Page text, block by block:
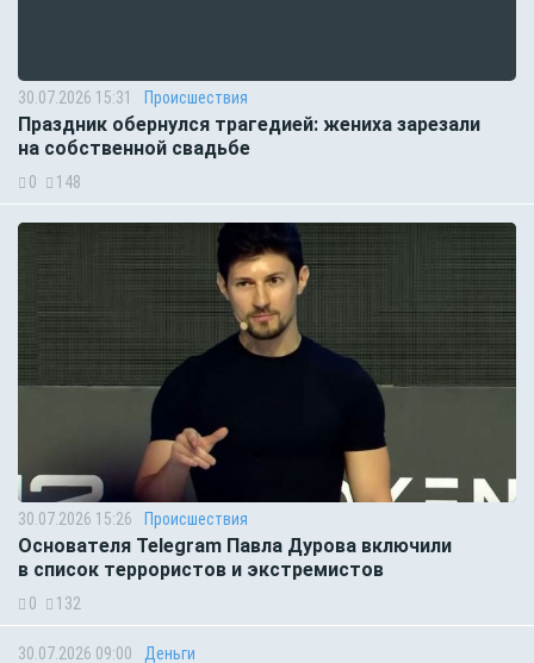
30.07.2026 15:31 Происшествия
Праздник обернулся трагедией: жениха зарезали
на собственной свадьбе
0 148
30.07.2026 15:26 Происшествия
Основателя Telegram Павла Дурова включили
в список террористов и экстремистов
0 132
30.07.2026 09:00 Деньги